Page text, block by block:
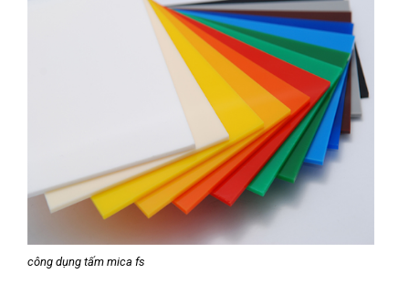
công dụng tấm mica fs